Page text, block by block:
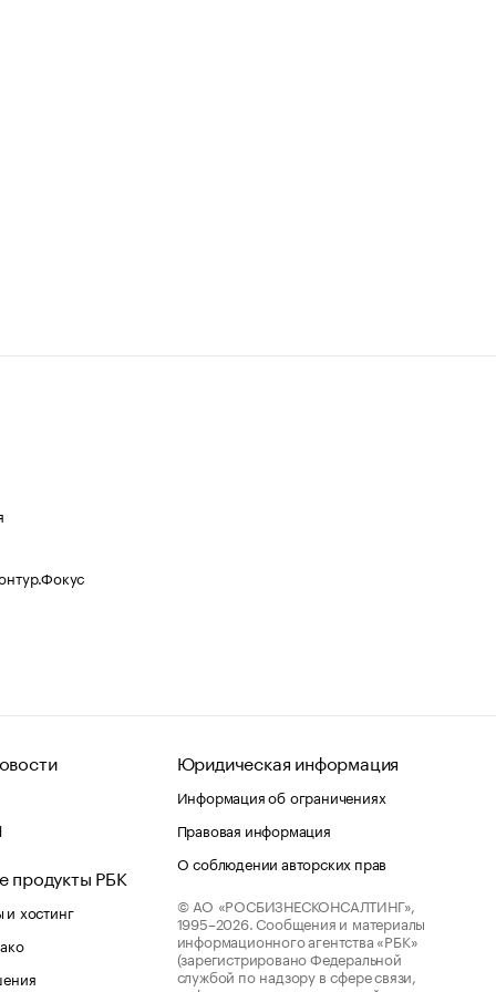
продукты РБК
хостинг
Юридическая информация
Информация об ограничениях
Правовая информация
О соблюдении авторских прав
© АО «РОСБИЗНЕСКОНСАЛТИНГ»,
1995–2026. Сообщения и материалы
информационного агентства «РБК»
(зарегистрировано Федеральной
службой по надзору в сфере связи,